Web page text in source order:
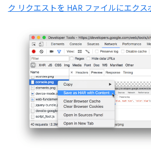
ク リクエストを HAR ファイルにエクス